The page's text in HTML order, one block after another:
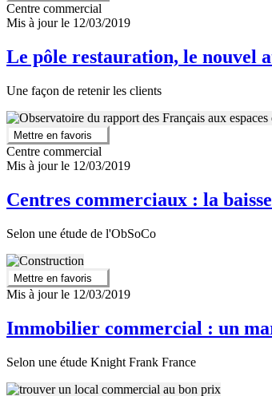
Centre commercial
Mis à jour le 12/03/2019
Le pôle restauration, le nouvel
Une façon de retenir les clients
Mettre en favoris
Centre commercial
Mis à jour le 12/03/2019
Centres commerciaux : la
Selon une étude de l'ObSoCo
Mettre en favoris
Mis à jour le 12/03/2019
Immobilier commercial : un
Selon une étude Knight Frank France